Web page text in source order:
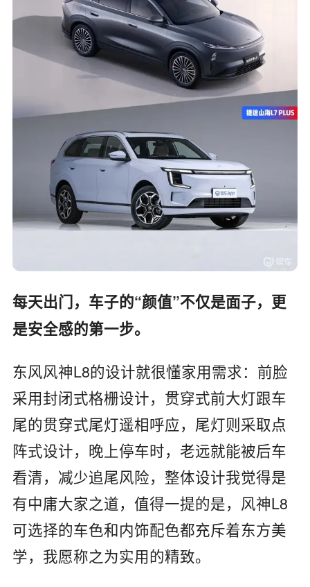
每天出门，车子的“颜值”不仅是面子，更
是安全感的第一步。
东风风神L8的设计就很懂家用需求：前脸
采用封闭式格栅设计，贯穿式前大灯跟车
尾的贯穿式尾灯遥相呼应，尾灯则采取点
阵式设计，晚上停车时，老远就能被后车
看清，减少追尾风险，整体设计我觉得是
有中庸大家之道，值得一提的是，风神L8
可选择的车色和内饰配色都充斥着东方美
学，我愿称之为实用的精致。